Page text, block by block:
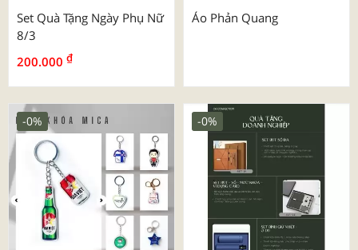
Set Quà Tặng Ngày Phụ Nữ
8/3
200.000 ₫
Áo Phản Quang
-0% -0%